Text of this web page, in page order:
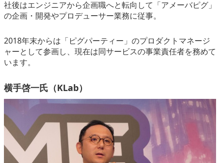
社後はエンジニアから企画職へと転向して「アメーバピグ」
の企画・開発やプロデューサー業務に従事。
2018年末からは「ピグパーティー」のプロダクトマネージ
ャーとして参画し、現在は同サービスの事業責任者を務めて
います。
横手啓一氏（KLab）